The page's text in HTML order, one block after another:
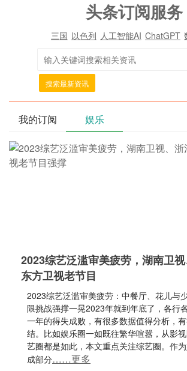
头条订阅服务
三国 以色列 人工智能AI ChatGPT
搜索最新资讯
我的订阅 娱乐
2023综艺泛滥审美疲劳，湖南卫视
东方卫视老节目
2023综艺泛滥审美疲劳：中餐厅、花儿与
限挑战强撑一晃2023年就到年底了，各行
一年的得失成败，有很多数据值得分析，
结。比如娱乐圈一如既往繁华喧嚣，从影
艺圈都是如此，本文重点关注综艺圈。作
成部分……更多